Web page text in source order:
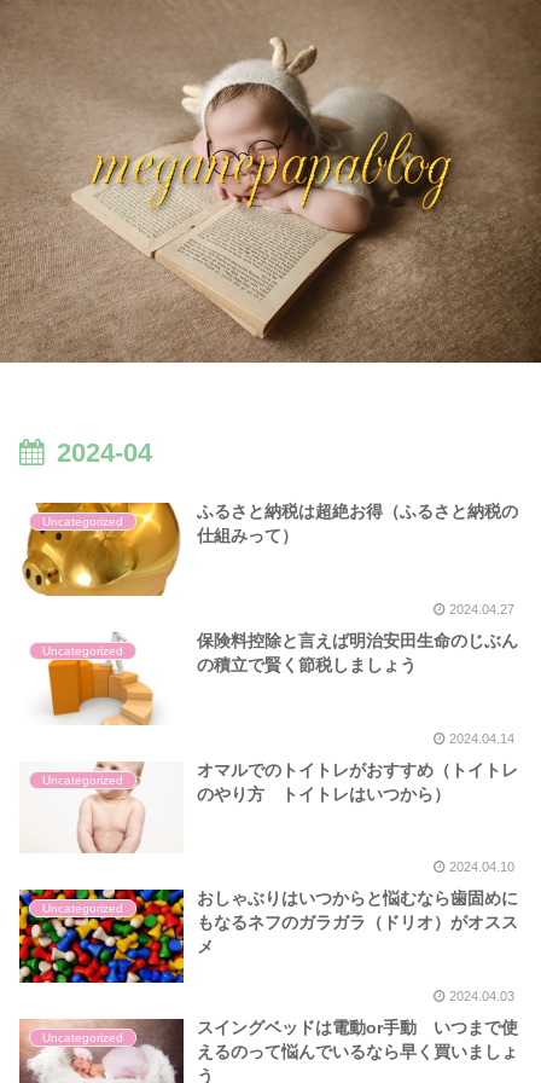
2024-04
Uncategorized
ふるさと納税は超絶お得（ふるさと納税の
仕組みって）
2024.04.27
Uncategorized
保険料控除と言えば明治安田生命のじぶん
の積立で賢く節税しましょう
2024.04.14
Uncategorized
オマルでのトイトレがおすすめ（トイトレ
のやり方 トイトレはいつから）
2024.04.10
Uncategorized
おしゃぶりはいつからと悩むなら歯固めに
もなるネフのガラガラ（ドリオ）がオスス
メ
2024.04.03
Uncategorized
スイングベッドは電動or手動 いつまで使
えるのって悩んでいるなら早く買いましょ
う